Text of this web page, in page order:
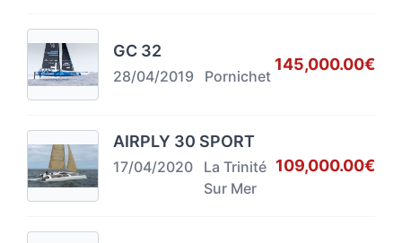
GC 32
28/04/2019 Pornichet
145,000.00€
AIRPLY 30 SPORT
17/04/2020
La Trinité
Sur Mer
109,000.00€